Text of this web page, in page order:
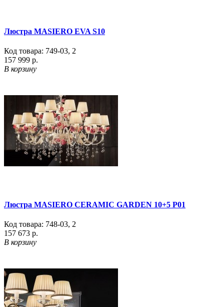
Люстра MASIERO EVA S10
Код товара: 749-03, 2
157 999 р.
В корзину
Люстра MASIERO CERAMIC GARDEN 10+5 P01
Код товара: 748-03, 2
157 673 р.
В корзину